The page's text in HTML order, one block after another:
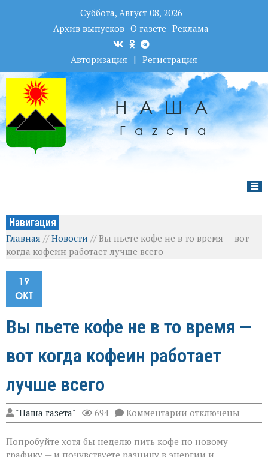
Суббота, Август 08, 2026
Архив выпусков О газете Реклама
Авторизация | Регистрация
НАША
Гаzета
Навигация
Главная //Новости //Вы пьете кофе не в то время — вот
когда кофеин работает лучше всего
19
ОКТ
Вы пьете кофе не в то время —
вот когда кофеин работает
лучше всего
"Наша газета" 694 Комментарии к
записи
пьете
кофе
отключены
Попробуйте хотя бы неделю пить кофе по новому
графику — и почувствуете разницу в энергии и